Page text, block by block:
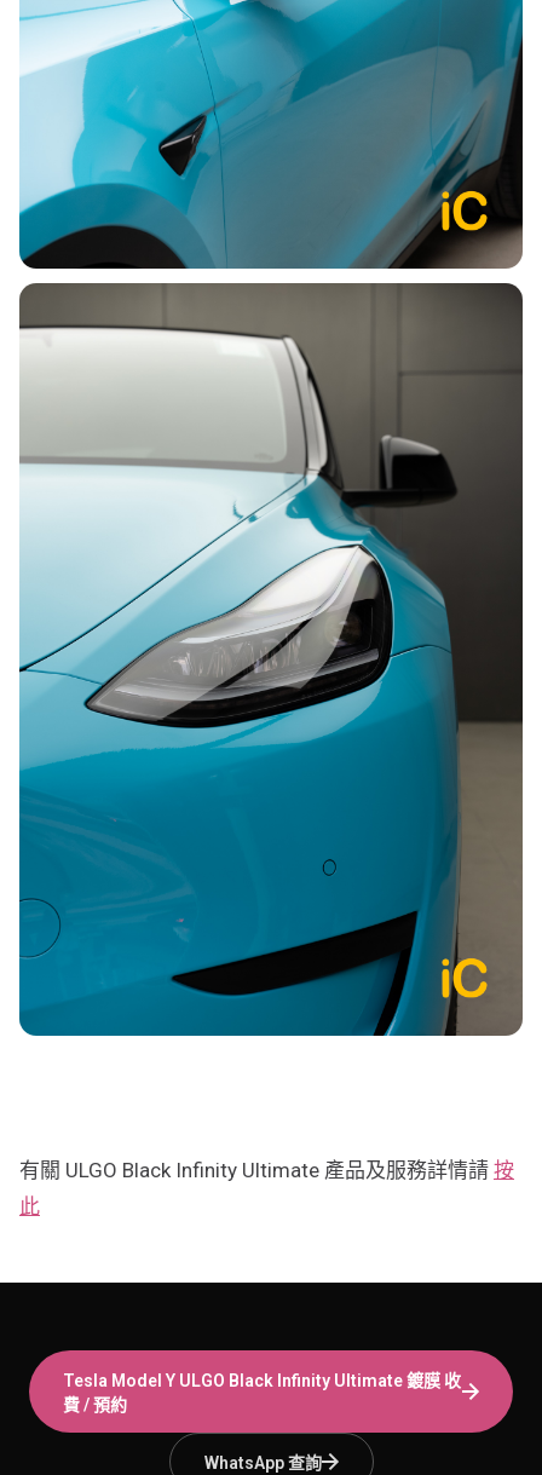
有關 ULGO Black Infinity Ultimate 產品及服務詳情請 按
此
Tesla Model Y ULGO Black Infinity Ultimate 鍍膜 收
費 / 預約
WhatsApp 查詢